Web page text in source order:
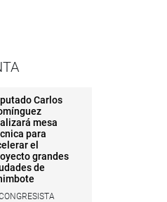
Carlos
mesa
para
el
grandes
de